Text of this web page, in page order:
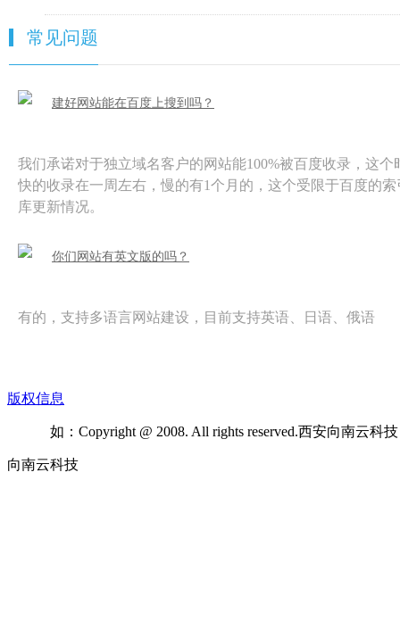
常见问题
建好网站能在百度上搜到吗？
我们承诺对于独立域名客户的网站能100%被百度收录，这个
快的收录在一周左右，慢的有1个月的，这个受限于百度的索
库更新情况。
你们网站有英文版的吗？
有的，支持多语言网站建设，目前支持英语、日语、俄语
版权信息
如：Copyright @ 2008. All rights reserved.西安向南云科
向南云科技